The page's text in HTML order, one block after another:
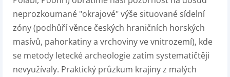
neprozkoumané "okrajové" výše situované sídelní
zóny (podhůří věnce českých hraničních horských
masívů, pahorkatiny a vrchoviny ve vnitrozemí), kde
se metody letecké archeologie zatím systematičtěji
nevyužívaly. Praktický průzkum krajiny z malých